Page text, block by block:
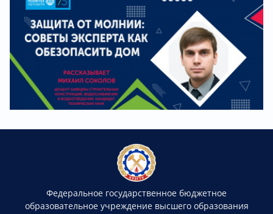
Федеральное государственное бюджетное
образовательное учреждение высшего образования